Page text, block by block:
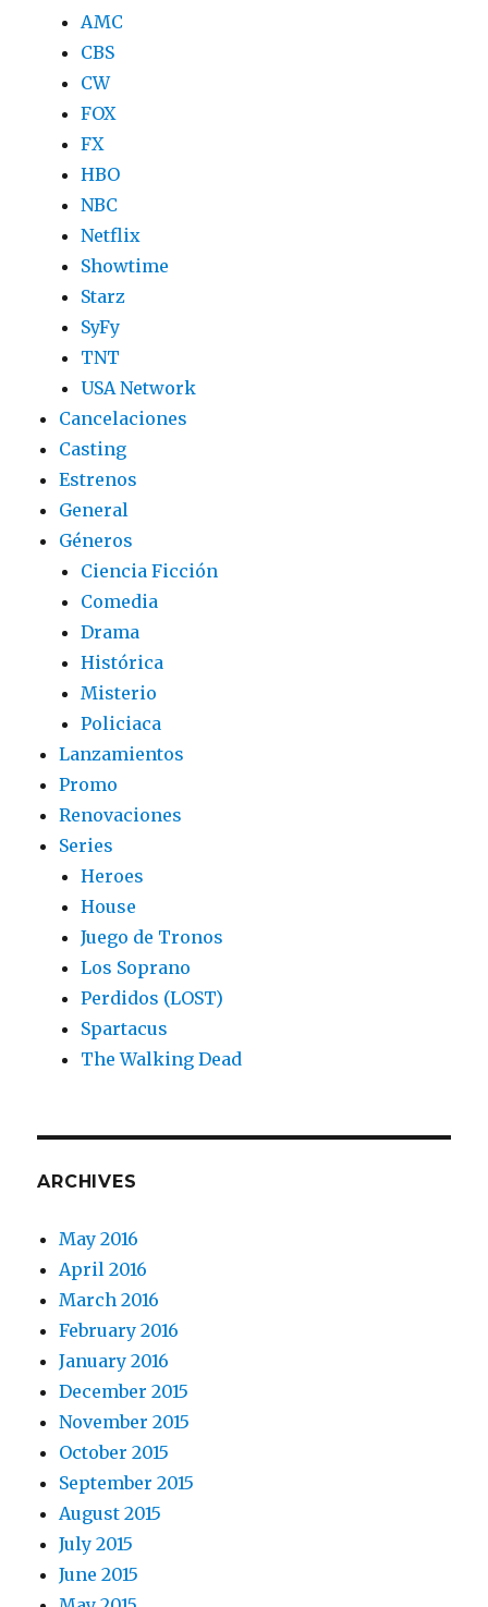
AMC
CBS
CW
FOX
FX
HBO
NBC
Netflix
Showtime
Starz
SyFy
TNT
USA Network
Cancelaciones
Casting
Estrenos
General
Géneros
Ciencia Ficción
Comedia
Drama
Histórica
Misterio
Policiaca
Lanzamientos
Promo
Renovaciones
Series
Heroes
House
Juego de Tronos
Los Soprano
Perdidos (LOST)
Spartacus
The Walking Dead
ARCHIVES
May 2016
April 2016
March 2016
February 2016
January 2016
December 2015
November 2015
October 2015
September 2015
August 2015
July 2015
June 2015